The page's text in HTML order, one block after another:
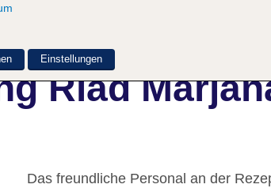
Riad
Das freundliche Personal an der
Einstellungen